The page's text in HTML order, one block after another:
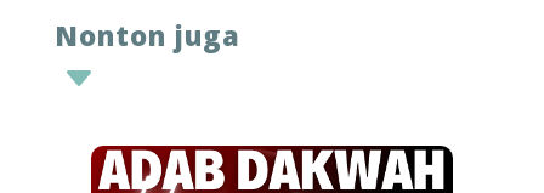
layaknya yang diajarkan oleh Nabinya
yang diikutinya, yakni tentang
keteladanan dalam berdakwah.
menyampaikan ilmu-ilmu keagamaan,
terdapat adab-adab yang harus
Nonton juga
C